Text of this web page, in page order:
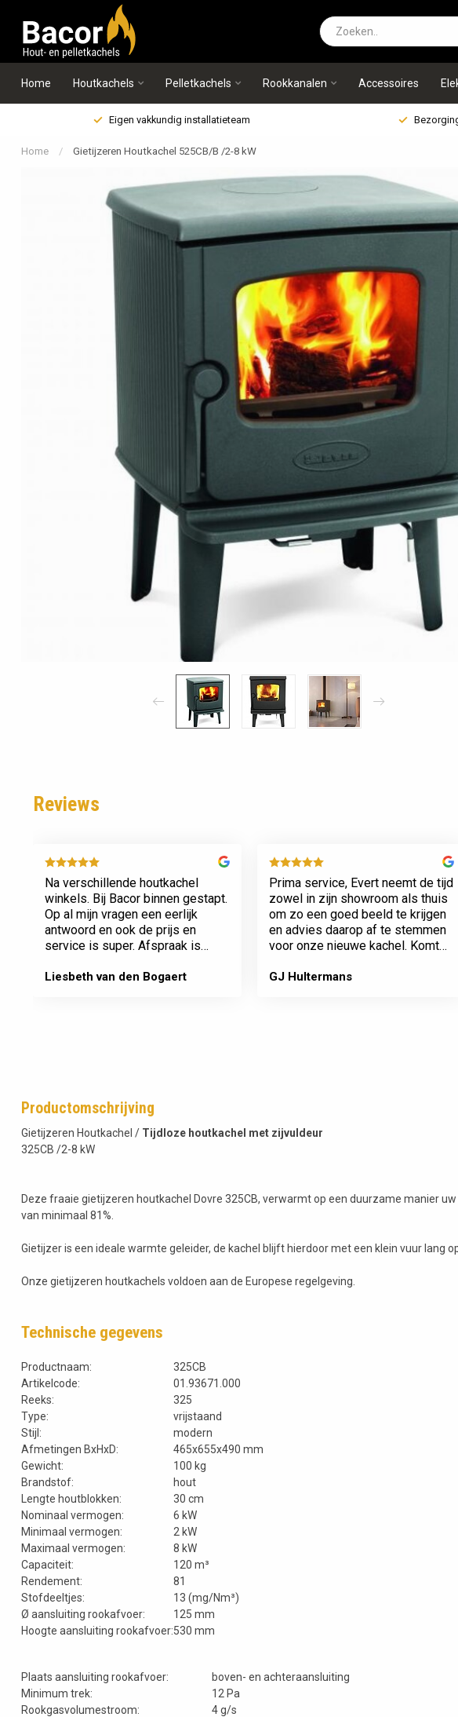
Home Houtkachels Pelletkachels Rookkanalen Accessoires
Eigen vakkundig installatieteam
Home / Gietijzeren Houtkachel 525CB/B /2-8 kW
Reviews
Na verschillende houtkachel
winkels. Bij Bacor binnen gestapt.
Op al mijn vragen een eerlijk
antwoord en ook de prijs en
service is super. Afspraak is
Dank jullie wel! Bacor
Liesbeth van den Bogaert
Prima service, Evert neemt de tijd
zowel in zijn showroom als thuis
om zo een goed beeld te krijgen
en advies daarop af te stemmen
voor onze nieuwe kachel. Komt
GJ Hultermans
Productomschrijving
Gietijzeren Houtkachel / Tijdloze houtkachel met zijvuldeur
325CB /2-8 kW
Deze fraaie gietijzeren houtkachel Dovre 325CB, verwarmt op een duurzame manier
van minimaal 81%.
Gietijzer is een ideale warmte geleider, de kachel blijft hierdoor met een klein vuur lang
Onze gietijzeren houtkachels voldoen aan de Europese regelgeving.
Technische gegevens
Productnaam:
325CB
Artikelcode:
01.93671.000
Reeks:
325
Type:
vrijstaand
Stijl:
modern
Afmetingen BxHxD:
465x655x490 mm
Gewicht:
100 kg
Brandstof:
hout
Lengte houtblokken:
30 cm
Nominaal vermogen:
6 kW
Minimaal vermogen:
2 kW
Maximaal vermogen:
8 kW
Capaciteit:
120 m³
Rendement:
81
Stofdeeltjes:
13 (mg/Nm³)
Ø aansluiting rookafvoer:
125 mm
Hoogte aansluiting rookafvoer:530 mm
Plaats aansluiting rookafvoer:
boven- en achteraansluiting
Minimum trek:
12 Pa
Rookgasvolumestroom:
4 g/s